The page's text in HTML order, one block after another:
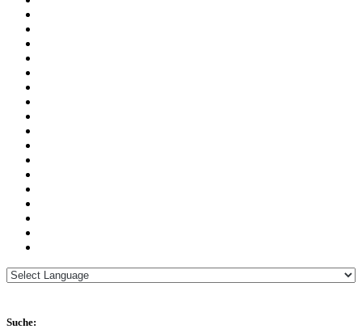
Suche: